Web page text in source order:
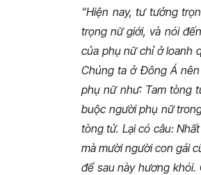
“Hiện nay, tư tưởng
trọng nữ giới, và nói
của phụ nữ chỉ ở loanh
Chúng ta ở Đông Á
phụ nữ như: Tam tòng
buộc người phụ nữ
tòng tử. Lại có câu:
mà mười người con gái
để sau này hương